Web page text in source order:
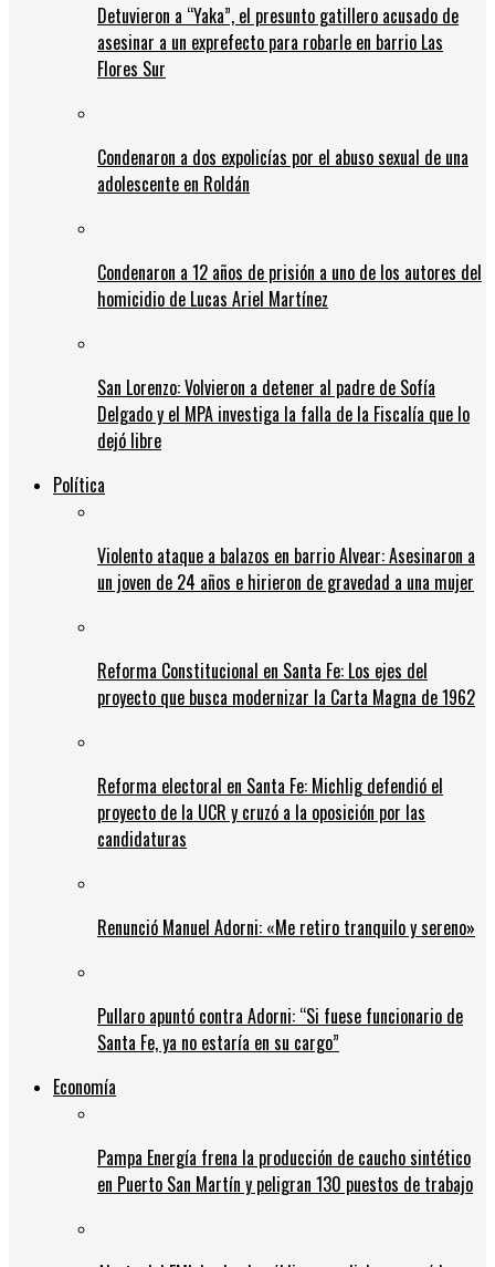
Detuvieron a “Yaka”, el presunto gatillero acusado de
asesinar a un exprefecto para robarle en barrio Las
Flores Sur
Condenaron a dos expolicías por el abuso sexual de una
adolescente en Roldán
Condenaron a 12 años de prisión a uno de los autores del
homicidio de Lucas Ariel Martínez
San Lorenzo: Volvieron a detener al padre de Sofía
Delgado y el MPA investiga la falla de la Fiscalía que lo
dejó libre
Política
Violento ataque a balazos en barrio Alvear: Asesinaron a
un joven de 24 años e hirieron de gravedad a una mujer
Reforma Constitucional en Santa Fe: Los ejes del
proyecto que busca modernizar la Carta Magna de 1962
Reforma electoral en Santa Fe: Michlig defendió el
proyecto de la UCR y cruzó a la oposición por las
candidaturas
Renunció Manuel Adorni: «Me retiro tranquilo y sereno»
Pullaro apuntó contra Adorni: “Si fuese funcionario de
Santa Fe, ya no estaría en su cargo”
Economía
Pampa Energía frena la producción de caucho sintético
en Puerto San Martín y peligran 130 puestos de trabajo